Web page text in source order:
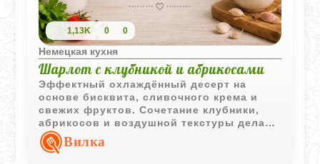
1,13K 0 0
Немецкая кухня
Шарлот с клубникой и абрикосами
Эффектный охлаждённый десерт на
основе бисквита, сливочного крема и
свежих фруктов. Сочетание клубники,
абрикосов и воздушной текстуры делает
его отличным вариантом для
праздничной подачи.
Вилка